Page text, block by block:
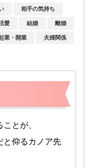
相手の気持ち
愛 結婚 離婚
業・開業 夫婦関係
とが、
と仰るカノア先